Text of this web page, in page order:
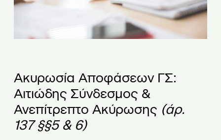
Ακυρωσία Αποφάσεων ΓΣ:
Αιτιώδης Σύνδεσμος &
Ανεπίτρεπτο Ακύρωσης (άρ.
137 §§5 & 6)